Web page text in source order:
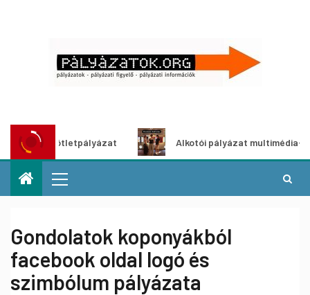
ötletpályázat Alkotói pályázat multimédia-
Gondolatok koponyákból
facebook oldal logó és
szimbólum pályázata